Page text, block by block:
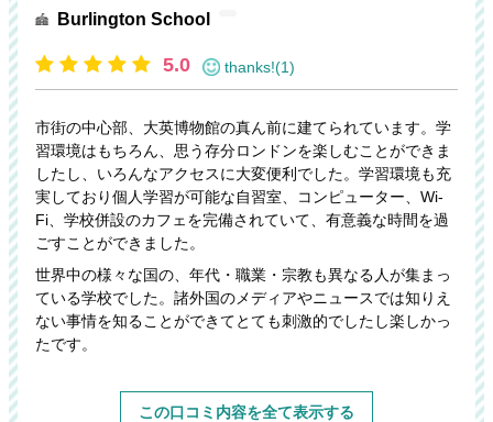
Burlington School
5.0 thanks!(1)
市街の中心部、大英博物館の真ん前に建てられています。学
習環境はもちろん、思う存分ロンドンを楽しむことができま
したし、いろんなアクセスに大変便利でした。学習環境も充
実しており個人学習が可能な自習室、コンピューター、Wi-
Fi、学校併設のカフェを完備されていて、有意義な時間を過
ごすことができました。
世界中の様々な国の、年代・職業・宗教も異なる人が集まっ
ている学校でした。諸外国のメディアやニュースでは知りえ
ない事情を知ることができてとても刺激的でしたし楽しかっ
たです。
この口コミ内容を全て表示する